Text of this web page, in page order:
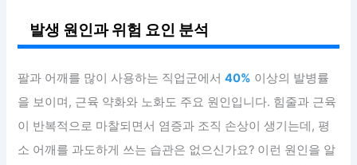
발생 원인과 위험 요인 분석
팔과 어깨를 많이 사용하는 직업군에서40% 이상의 발병률
을 보이며, 근육 약화와 노화도 주요 원인입니다. 힘줄과 근육
이 반복적으로 마찰되면서 염증과 조직 손상이 생기는데, 평
소 어깨를 과도하게 쓰는 습관은 없으신가요? 이런 원인을 알